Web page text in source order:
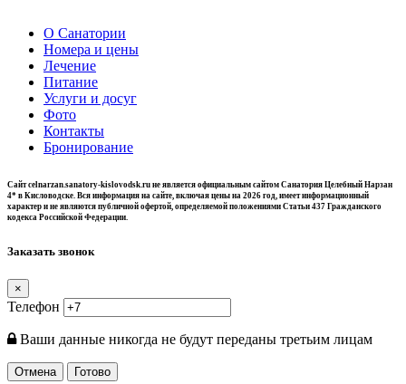
О Санатории
Номера и цены
Лечение
Питание
Услуги и досуг
Фото
Контакты
Бронирование
Сайт celnarzan.sanatory-kislovodsk.ru не является официальным сайтом Санатория Целебный Нарзан
4* в Кисловодске. Вся информация на сайте, включая цены на 2026 год, имеет информационный
характер и не являются публичной офертой, определяемой положениями Статьи 437 Гражданского
кодекса Российской Федерации.
Заказать звонок
×
Телефон
Ваши данные никогда не будут переданы третьим лицам
Отмена Готово